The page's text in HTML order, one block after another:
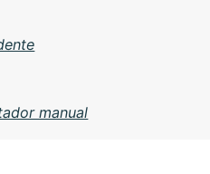
manual